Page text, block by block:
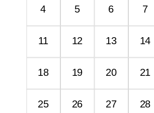
4 5 6 7
11 12 13 14
18 19 20 21
25 26 27 28